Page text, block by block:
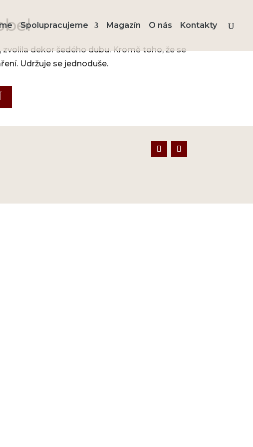
Spolupracujeme Magazín O nás Kontakty
dekor šedého dubu. Kromě toho, že se
Udržuje se jednoduše.